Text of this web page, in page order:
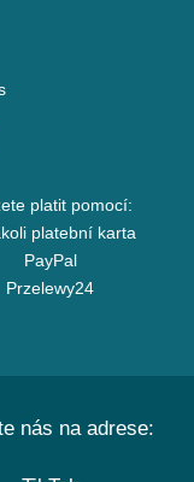
platit pomocí:
platební karta
PayPal
Przelewy24
nás na adrese: